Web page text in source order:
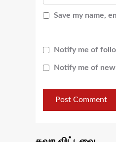
Save my name,
Notify me of
Notify me of